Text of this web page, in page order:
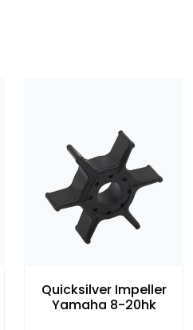
Quicksilver Impeller
Yamaha 8-20hk